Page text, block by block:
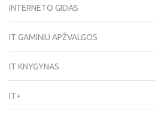
INTERNETO GIDAS
IT GAMINIU APŽVALGOS
IT KNYGYNAS
IT+